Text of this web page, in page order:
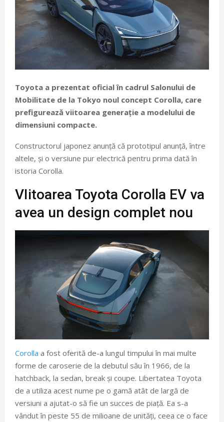
Toyota a prezentat oficial în cadrul Salonului de
Mobilitate de la Tokyo noul concept Corolla, care
prefigurează viitoarea generație a modelului de
dimensiuni compacte.
Constructorul japonez anunță că prototipul anunță, între
altele, și o versiune pur electrică pentru prima dată în
istoria Corolla.
VIitoarea Toyota Corolla EV va
avea un design complet nou
Corolla a fost oferită de-a lungul timpului în mai multe
forme de caroserie de la debutul său în 1966, de la
hatchback, la sedan, break și coupe. Libertatea Toyota
de a utiliza acest nume pe o gamă atât de largă de
versiuni a ajutat-o ​​să fie un succes de piață. Ea s-a
vândut în peste 55 de milioane de unități, ceea ce o face